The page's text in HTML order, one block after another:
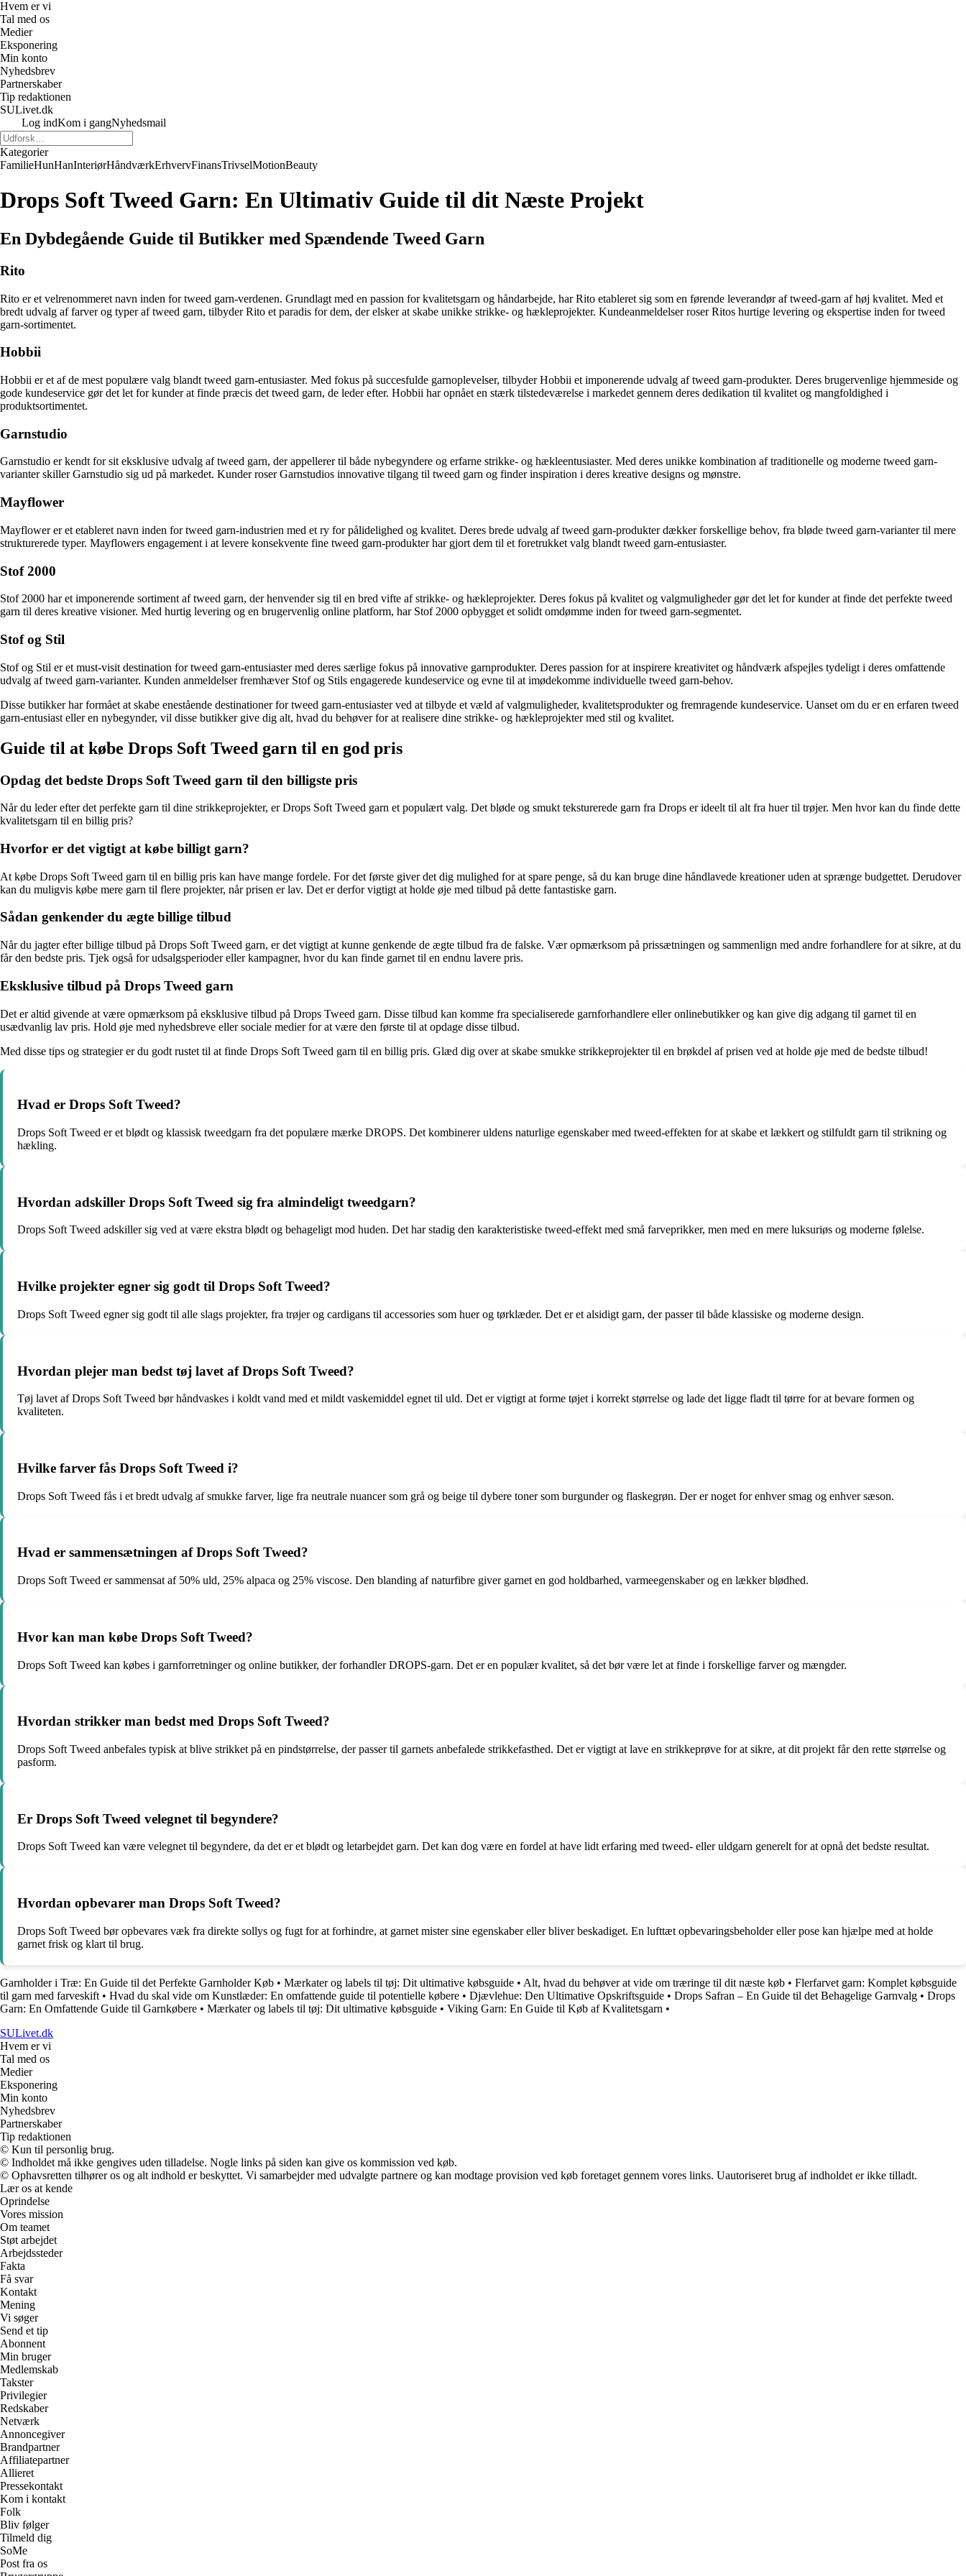
Hvem er vi
Tal med os
Medier
Eksponering
Min konto
Nyhedsbrev
Partnerskaber
Tip redaktionen
SULivet.dk
Log indKom i gangNyhedsmail
Kategorier
FamilieHunHanInteriørHåndværkErhvervFinansTrivselMotionBeauty
Drops Soft Tweed Garn: En Ultimativ Guide til dit Næste Projekt
En Dybdegående Guide til Butikker med Spændende Tweed Garn
Rito
Rito er et velrenommeret navn inden for tweed garn-verdenen. Grundlagt med en passion for kvalitetsgarn og håndarbejde, har Rito etableret sig som en førende leverandør af tweed-garn af høj kvalitet. Med et
bredt udvalg af farver og typer af tweed garn, tilbyder Rito et paradis for dem, der elsker at skabe unikke strikke- og hækleprojekter. Kundeanmeldelser roser Ritos hurtige levering og ekspertise inden for tweed
garn-sortimentet.
Hobbii
Hobbii er et af de mest populære valg blandt tweed garn-entusiaster. Med fokus på succesfulde garnoplevelser, tilbyder Hobbii et imponerende udvalg af tweed garn-produkter. Deres brugervenlige hjemmeside og
gode kundeservice gør det let for kunder at finde præcis det tweed garn, de leder efter. Hobbii har opnået en stærk tilstedeværelse i markedet gennem deres dedikation til kvalitet og mangfoldighed i
produktsortimentet.
Garnstudio
Garnstudio er kendt for sit eksklusive udvalg af tweed garn, der appellerer til både nybegyndere og erfarne strikke- og hækleentusiaster. Med deres unikke kombination af traditionelle og moderne tweed garn-
varianter skiller Garnstudio sig ud på markedet. Kunder roser Garnstudios innovative tilgang til tweed garn og finder inspiration i deres kreative designs og mønstre.
Mayflower
Mayflower er et etableret navn inden for tweed garn-industrien med et ry for pålidelighed og kvalitet. Deres brede udvalg af tweed garn-produkter dækker forskellige behov, fra bløde tweed garn-varianter til mere
strukturerede typer. Mayflowers engagement i at levere konsekvente fine tweed garn-produkter har gjort dem til et foretrukket valg blandt tweed garn-entusiaster.
Stof 2000
Stof 2000 har et imponerende sortiment af tweed garn, der henvender sig til en bred vifte af strikke- og hækleprojekter. Deres fokus på kvalitet og valgmuligheder gør det let for kunder at finde det perfekte tweed
garn til deres kreative visioner. Med hurtig levering og en brugervenlig online platform, har Stof 2000 opbygget et solidt omdømme inden for tweed garn-segmentet.
Stof og Stil
Stof og Stil er et must-visit destination for tweed garn-entusiaster med deres særlige fokus på innovative garnprodukter. Deres passion for at inspirere kreativitet og håndværk afspejles tydeligt i deres omfattende
udvalg af tweed garn-varianter. Kunden anmeldelser fremhæver Stof og Stils engagerede kundeservice og evne til at imødekomme individuelle tweed garn-behov.
Disse butikker har formået at skabe enestående destinationer for tweed garn-entusiaster ved at tilbyde et væld af valgmuligheder, kvalitetsprodukter og fremragende kundeservice. Uanset om du er en erfaren tweed
garn-entusiast eller en nybegynder, vil disse butikker give dig alt, hvad du behøver for at realisere dine strikke- og hækleprojekter med stil og kvalitet.
Guide til at købe Drops Soft Tweed garn til en god pris
Opdag det bedste Drops Soft Tweed garn til den billigste pris
Når du leder efter det perfekte garn til dine strikkeprojekter, er Drops Soft Tweed garn et populært valg. Det bløde og smukt teksturerede garn fra Drops er ideelt til alt fra huer til trøjer. Men hvor kan du finde dette
kvalitetsgarn til en billig pris?
Hvorfor er det vigtigt at købe billigt garn?
At købe Drops Soft Tweed garn til en billig pris kan have mange fordele. For det første giver det dig mulighed for at spare penge, så du kan bruge dine håndlavede kreationer uden at sprænge budgettet. Derudover
kan du muligvis købe mere garn til flere projekter, når prisen er lav. Det er derfor vigtigt at holde øje med tilbud på dette fantastiske garn.
Sådan genkender du ægte billige tilbud
Når du jagter efter billige tilbud på Drops Soft Tweed garn, er det vigtigt at kunne genkende de ægte tilbud fra de falske. Vær opmærksom på prissætningen og sammenlign med andre forhandlere for at sikre, at du
får den bedste pris. Tjek også for udsalgsperioder eller kampagner, hvor du kan finde garnet til en endnu lavere pris.
Eksklusive tilbud på Drops Tweed garn
Det er altid givende at være opmærksom på eksklusive tilbud på Drops Tweed garn. Disse tilbud kan komme fra specialiserede garnforhandlere eller onlinebutikker og kan give dig adgang til garnet til en
usædvanlig lav pris. Hold øje med nyhedsbreve eller sociale medier for at være den første til at opdage disse tilbud.
Med disse tips og strategier er du godt rustet til at finde Drops Soft Tweed garn til en billig pris. Glæd dig over at skabe smukke strikkeprojekter til en brøkdel af prisen ved at holde øje med de bedste tilbud!
Hvad er Drops Soft Tweed?
Drops Soft Tweed er et blødt og klassisk tweedgarn fra det populære mærke DROPS. Det kombinerer uldens naturlige egenskaber med tweed-effekten for at skabe et lækkert og stilfuldt garn til strikning og
hækling.
Hvordan adskiller Drops Soft Tweed sig fra almindeligt tweedgarn?
Drops Soft Tweed adskiller sig ved at være ekstra blødt og behageligt mod huden. Det har stadig den karakteristiske tweed-effekt med små farveprikker, men med en mere luksuriøs og moderne følelse.
Hvilke projekter egner sig godt til Drops Soft Tweed?
Drops Soft Tweed egner sig godt til alle slags projekter, fra trøjer og cardigans til accessories som huer og tørklæder. Det er et alsidigt garn, der passer til både klassiske og moderne design.
Hvordan plejer man bedst tøj lavet af Drops Soft Tweed?
Tøj lavet af Drops Soft Tweed bør håndvaskes i koldt vand med et mildt vaskemiddel egnet til uld. Det er vigtigt at forme tøjet i korrekt størrelse og lade det ligge fladt til tørre for at bevare formen og
kvaliteten.
Hvilke farver fås Drops Soft Tweed i?
Drops Soft Tweed fås i et bredt udvalg af smukke farver, lige fra neutrale nuancer som grå og beige til dybere toner som burgunder og flaskegrøn. Der er noget for enhver smag og enhver sæson.
Hvad er sammensætningen af Drops Soft Tweed?
Drops Soft Tweed er sammensat af 50% uld, 25% alpaca og 25% viscose. Den blanding af naturfibre giver garnet en god holdbarhed, varmeegenskaber og en lækker blødhed.
Hvor kan man købe Drops Soft Tweed?
Drops Soft Tweed kan købes i garnforretninger og online butikker, der forhandler DROPS-garn. Det er en populær kvalitet, så det bør være let at finde i forskellige farver og mængder.
Hvordan strikker man bedst med Drops Soft Tweed?
Drops Soft Tweed anbefales typisk at blive strikket på en pindstørrelse, der passer til garnets anbefalede strikkefasthed. Det er vigtigt at lave en strikkeprøve for at sikre, at dit projekt får den rette størrelse og
pasform.
Er Drops Soft Tweed velegnet til begyndere?
Drops Soft Tweed kan være velegnet til begyndere, da det er et blødt og letarbejdet garn. Det kan dog være en fordel at have lidt erfaring med tweed- eller uldgarn generelt for at opnå det bedste resultat.
Hvordan opbevarer man Drops Soft Tweed?
Drops Soft Tweed bør opbevares væk fra direkte sollys og fugt for at forhindre, at garnet mister sine egenskaber eller bliver beskadiget. En lufttæt opbevaringsbeholder eller pose kan hjælpe med at holde
garnet frisk og klart til brug.
Garnholder i Træ: En Guide til det Perfekte Garnholder Køb • Mærkater og labels til tøj: Dit ultimative købsguide • Alt, hvad du behøver at vide om træringe til dit næste køb • Flerfarvet garn: Komplet købsguide
til garn med farveskift • Hvad du skal vide om Kunstlæder: En omfattende guide til potentielle købere • Djævlehue: Den Ultimative Opskriftsguide • Drops Safran – En Guide til det Behagelige Garnvalg • Drops
Garn: En Omfattende Guide til Garnkøbere • Mærkater og labels til tøj: Dit ultimative købsguide • Viking Garn: En Guide til Køb af Kvalitetsgarn •
SULivet.dk
Hvem er vi
Tal med os
Medier
Eksponering
Min konto
Nyhedsbrev
Partnerskaber
Tip redaktionen
© Kun til personlig brug.
© Indholdet må ikke gengives uden tilladelse. Nogle links på siden kan give os kommission ved køb.
© Ophavsretten tilhører os og alt indhold er beskyttet. Vi samarbejder med udvalgte partnere og kan modtage provision ved køb foretaget gennem vores links. Uautoriseret brug af indholdet er ikke tilladt.
Lær os at kende
Oprindelse
Vores mission
Om teamet
Støt arbejdet
Arbejdssteder
Fakta
Få svar
Kontakt
Mening
Vi søger
Send et tip
Abonnent
Min bruger
Medlemskab
Takster
Privilegier
Redskaber
Netværk
Annoncegiver
Brandpartner
Affiliatepartner
Allieret
Pressekontakt
Kom i kontakt
Folk
Bliv følger
Tilmeld dig
SoMe
Post fra os